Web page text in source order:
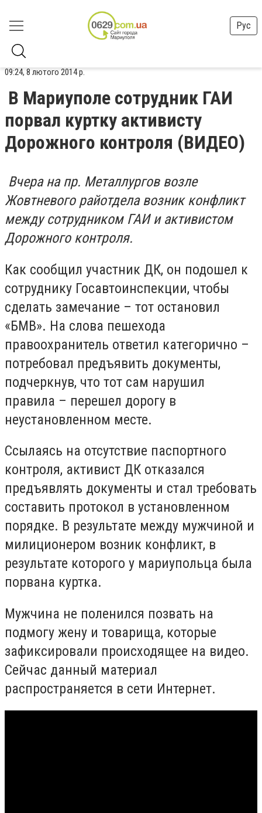
Рус
09:24, 8 лютого 2014 р.
В Мариуполе сотрудник ГАИ
порвал куртку активисту
Дорожного контроля (ВИДЕО)
Вчера на пр. Металлургов возле
Жовтневого райотдела возник конфликт
между сотрудником ГАИ и активистом
Дорожного контроля.
Как сообщил участник ДК, он подошел к
сотруднику Госавтоинспекции, чтобы
сделать замечание – тот остановил
«БМВ». На слова пешехода
правоохранитель ответил категорично –
потребовал предъявить документы,
подчеркнув, что тот сам нарушил
правила – перешел дорогу в
неустановленном месте.
Ссылаясь на отсутствие паспортного
контроля, активист ДК отказался
предъявлять документы и стал требовать
составить протокол в установленном
порядке. В результате между мужчиной и
милиционером возник конфликт, в
результате которого у мариупольца была
порвана куртка.
Мужчина не поленился позвать на
подмогу жену и товарища, которые
зафиксировали происходящее на видео.
Сейчас данный материал
распространяется в сети Интернет.